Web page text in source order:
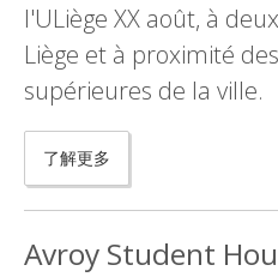
l'ULiège XX août, à
Liège et à proximité
supérieures de la ville.
了解更多
Avroy Student